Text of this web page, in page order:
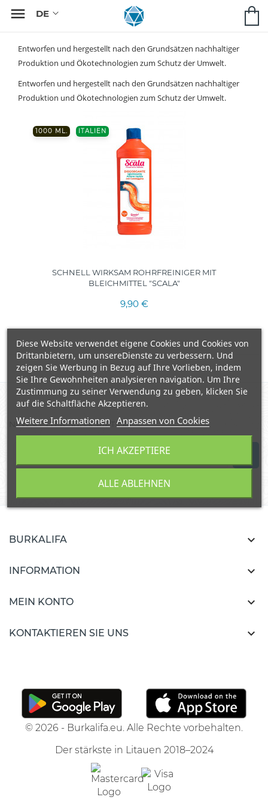

Entworfen und hergestellt nach den Grundsätzen nachhaltiger
Produktion und Ökotechnologien zum Schutz der Umwelt.
Entworfen und hergestellt nach den Grundsätzen nachhaltiger
Produktion und Ökotechnologien zum Schutz der Umwelt.
1000 ML. ITALIEN
SCHNELL WIRKSAM ROHRFREINIGER MIT
BLEICHMITTEL "SCALA"
9,90 €
NEWSLETTER SUBSCRIPTION
BURKALIFA 
INFORMATION 
MEIN KONTO 
KONTAKTIEREN SIE UNS 
© 2026 - Burkalifa.eu. Alle Rechte vorbehalten.
Der stärkste in Litauen 2018–2024
Diese Website verwendet eigene Cookies und Cookies von
Drittanbietern, um unsereDienste zu verbessern. Und
zeigen Sie Werbung in Bezug auf Ihre Vorlieben, indem
Sie Ihre Gewohnheiten analysieren navigation. Um Ihre
Zustimmung zu seiner Verwendung zu geben, klicken Sie
auf die Schaltfläche Akzeptieren.
Weitere Informationen Anpassen von Cookies
ALLE ABLEHNEN
ICH AKZEPTIERE